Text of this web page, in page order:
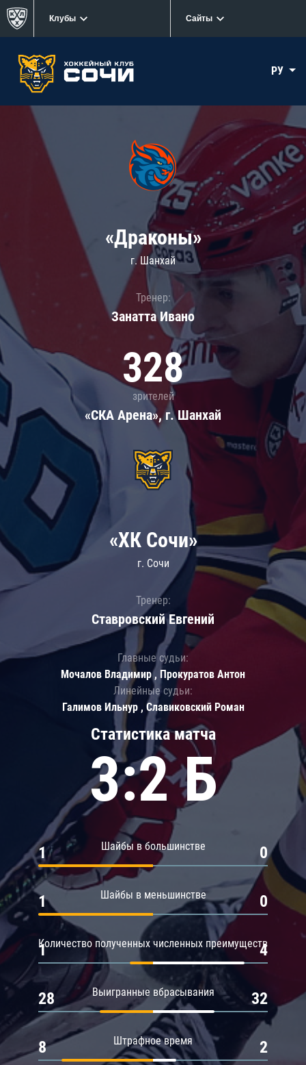
Клубы Сайты
РУ
«Драконы»
г. Шанхай
Тренер:
Занатта Иванo
328
зрителей
«СКА Арена», г. Шанхай
Статистика матча
3:2 Б
Шайбы в большинстве
1 0
Шайбы в меньшинстве
1 0
Количество полученных численных преимуществ
1 4
Выигранные вбрасывания
28 32
Штрафное время
8 2
«ХК Сочи»
г. Сочи
Тренер:
Ставровский Евгений
Главные судьи:
Мочалов Владимир , Прокуратов Антон
Линейные судьи:
Галимов Ильнур , Славиковский Роман